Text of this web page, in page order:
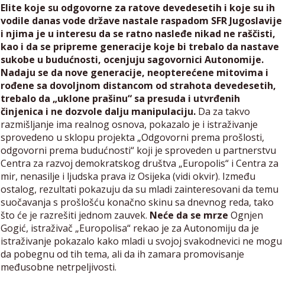
Elite koje su odgovorne za ratove devedesetih i koje su ih
vodile danas vode države nastale raspadom SFR Jugoslavije
i njima je u interesu da se ratno nasleđe nikad ne raščisti,
kao i da se pripreme generacije koje bi trebalo da nastave
sukobe u budućnosti, ocenjuju sagovornici Autonomije.
Nadaju se da nove generacije, neopterećene mitovima i
rođene sa dovoljnom distancom od strahota devedesetih,
trebalo da „uklone prašinu“ sa presuda i utvrđenih
činjenica i ne dozvole dalju manipulaciju. Da za takvo
razmišljanje ima realnog osnova, pokazalo je i istraživanje
sprovedeno u sklopu projekta „Odgovorni prema prošlosti,
odgovorni prema budućnosti“ koji je sproveden u partnerstvu
Centra za razvoj demokratskog društva „Europolis“ i Centra za
mir, nenasilje i ljudska prava iz Osijeka (vidi okvir). Između
ostalog, rezultati pokazuju da su mladi zainteresovani da temu
suočavanja s prošlošću konačno skinu sa dnevnog reda, tako
što će je razrešiti jednom zauvek. Neće da se mrze Ognjen
Gogić, istraživač „Europolisa“ rekao je za Autonomiju da je
istraživanje pokazalo kako mladi u svojoj svakodnevici ne mogu
da pobegnu od tih tema, ali da ih zamara promovisanje
međusobne netrpeljivosti.